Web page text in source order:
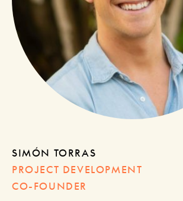
SIMÓN TORRAS
PROJECT DEVELOPMENT
CO-FOUNDER